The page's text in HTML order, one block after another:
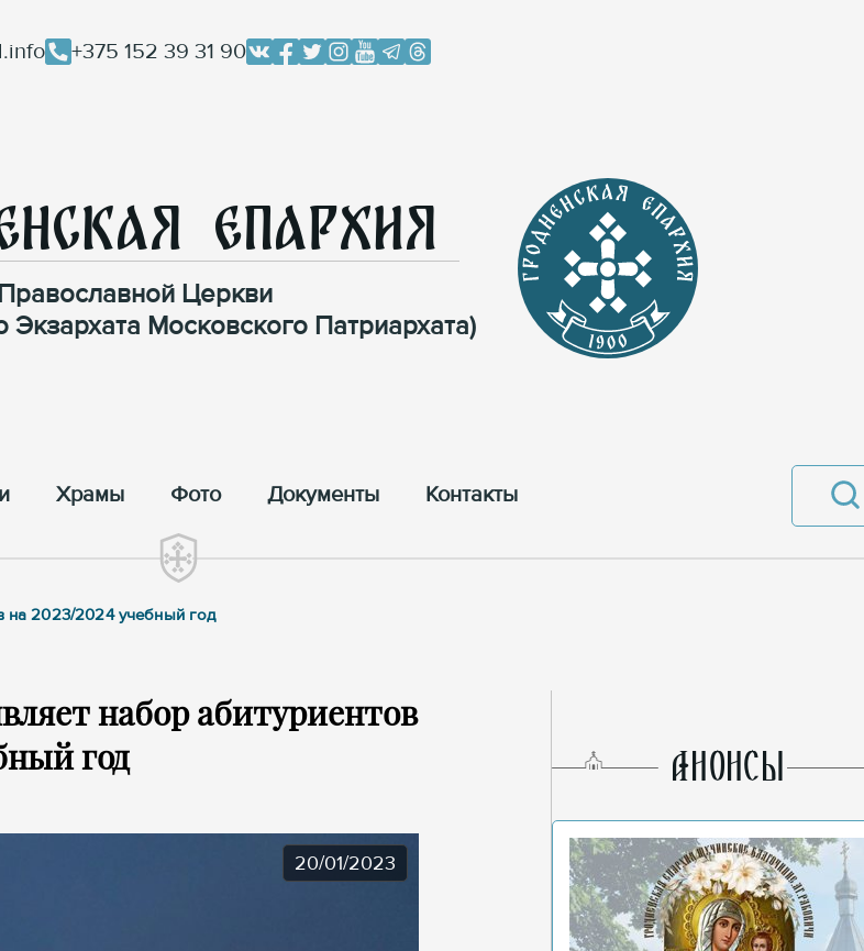
+375 152 39 31 90
Епархия
Церкви
Экзархата Московского Патриархата)
Храмы Фото Документы Контакты
на 2023/2024 учебный год
набор абитуриентов
год
20/01/2023
AНОНСЫ